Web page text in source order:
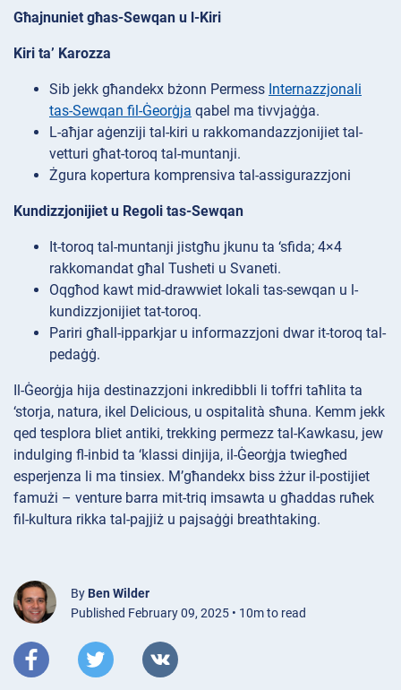
Għajnuniet għas-Sewqan u l-Kiri
Kiri ta’ Karozza
Sib jekk għandekx bżonn Permess Internazzjonali
tas-Sewqan fil-Ġeorġja qabel ma tivvjaġġa.
L-aħjar aġenziji tal-kiri u rakkomandazzjonijiet tal-
vetturi għat-toroq tal-muntanji.
Żgura kopertura komprensiva tal-assigurazzjoni
Kundizzjonijiet u Regoli tas-Sewqan
It-toroq tal-muntanji jistgħu jkunu ta ‘sfida; 4×4
rakkomandat għal Tusheti u Svaneti.
Oqgħod kawt mid-drawwiet lokali tas-sewqan u l-
kundizzjonijiet tat-toroq.
Pariri għall-ipparkjar u informazzjoni dwar it-toroq tal-
pedaġġ.
Il-Ġeorġja hija destinazzjoni inkredibbli li toffri taħlita ta
‘storja, natura, ikel Delicious, u ospitalità sħuna. Kemm jekk
qed tesplora bliet antiki, trekking permezz tal-Kawkasu, jew
indulging fl-inbid ta ‘klassi dinjija, il-Ġeorġja twiegħed
esperjenza li ma tinsiex. M’għandekx biss żżur il-postijiet
famużi – venture barra mit-triq imsawta u għaddas ruħek
fil-kultura rikka tal-pajjiż u pajsaġġi breathtaking.
By Ben Wilder
Published February 09, 2025 • 10m to read